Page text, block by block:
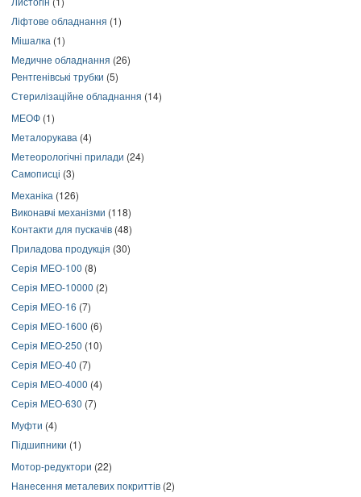
Ліфтове обладнання (1)
Мішалка (1)
Медичне обладнання (26)
Рентгенівські трубки (5)
Стерилізаційне обладнання (14)
МЕОФ (1)
Металорукава (4)
Метеорологічні прилади (24)
Самописці (3)
Механіка (126)
Виконавчі механізми (118)
Контакти для пускачів (48)
Приладова продукція (30)
Серія МЕО-100 (8)
Серія МЕО-10000 (2)
Серія МЕО-16 (7)
Серія МЕО-1600 (6)
Серія МЕО-250 (10)
Серія МЕО-40 (7)
Серія МЕО-4000 (4)
Серія МЕО-630 (7)
Муфти (4)
Підшипники (1)
Мотор-редуктори (22)
Нанесення металевих покриттів (2)